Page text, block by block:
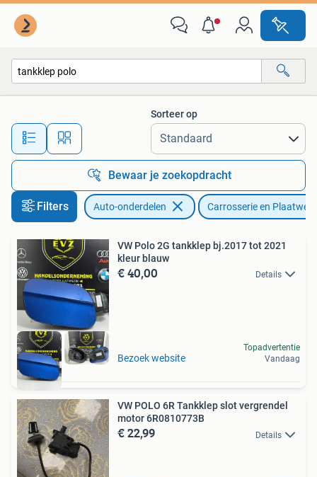
Alle afstanden…
Sorteer op
Bewaar je zoekopdracht
Filters Auto-onderdelen Carrosserie en Plaatwerk
VW Polo 2G tankklep bj.2017 tot 2021
kleur blauw
€ 40,00 Details
Bezoek website
Topadvertentie
Vandaag
VW POLO 6R Tankklep slot vergrendel
motor 6R0810773B
€ 22,99 Details